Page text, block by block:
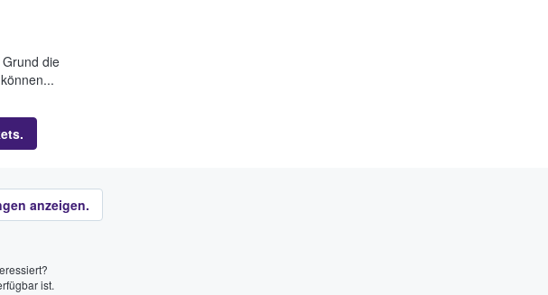
die
anzeigen.
ist.